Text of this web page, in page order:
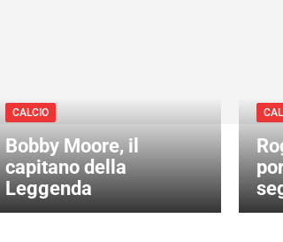
CALCIO
Bobby Moore, il
capitano della
Leggenda